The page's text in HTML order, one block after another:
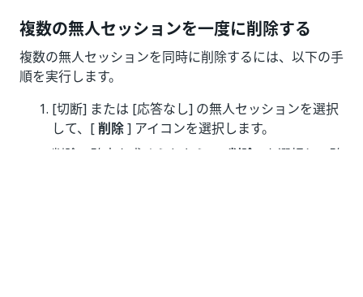
複数の無人セッションを一度に削除する
複数の無人セッションを同時に削除するには、以下の手
順を実行します。
[切断] または [応答なし] の無人セッションを選択
して、[削除] アイコンを選択します。
削除の確定を求められたら、[ 削除
] を選択して確